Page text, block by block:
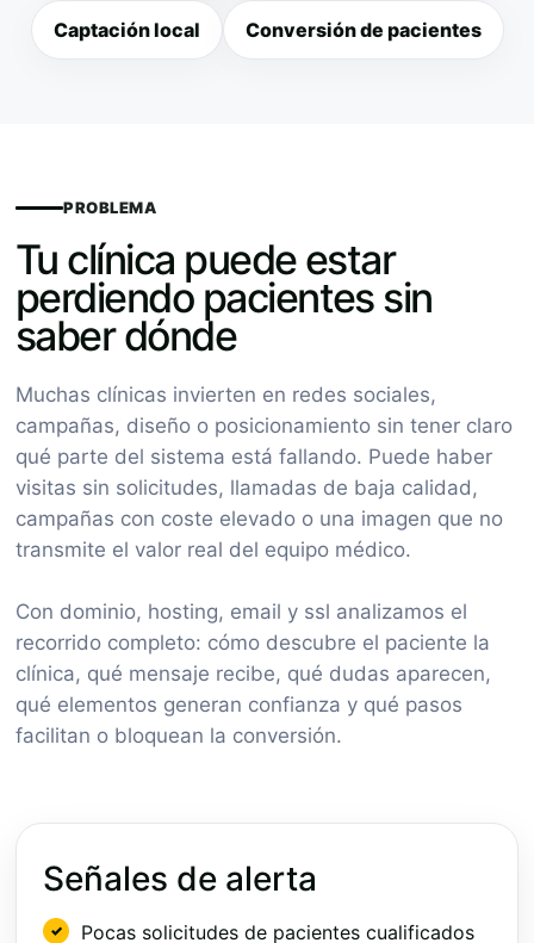
Captación local Conversión de pacientes
PROBLEMA
Tu clínica puede estar
perdiendo pacientes sin
saber dónde
Muchas clínicas invierten en redes sociales,
campañas, diseño o posicionamiento sin tener claro
qué parte del sistema está fallando. Puede haber
visitas sin solicitudes, llamadas de baja calidad,
campañas con coste elevado o una imagen que no
transmite el valor real del equipo médico.
Con dominio, hosting, email y ssl analizamos el
recorrido completo: cómo descubre el paciente la
clínica, qué mensaje recibe, qué dudas aparecen,
qué elementos generan confianza y qué pasos
facilitan o bloquean la conversión.
Señales de alerta
Pocas solicitudes de pacientes cualificados